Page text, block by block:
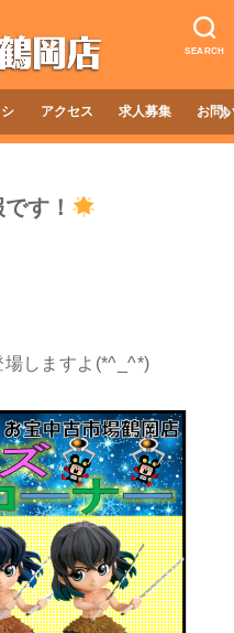
SEARCH
アクセス 求人募集 お問
す！
場しますよ(*^_^*)